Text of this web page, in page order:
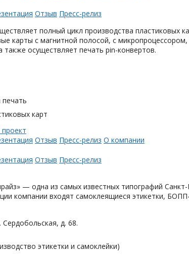
Отзыв Пресс-релиз
полный цикл производства пластиковых
карты с магнитной полосой, с
также осуществляет печать pin-конвертов.
карт
Отзыв Пресс-релиз О компании
Отзыв Пресс-релиз
— одна из самых известных типографий
компании входят самоклеящиеся этикетки,
Сердобольская, д. 68.
этикетки и самоклейки)